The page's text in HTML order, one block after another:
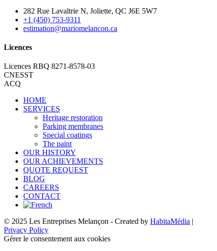
282 Rue Lavaltrie N, Joliette, QC J6E 5W7
+1 (450) 753-9311
estimation@mariomelancon.ca
Licences
Licences RBQ 8271-8578-03
CNESST
ACQ
HOME
SERVICES
Heritage restoration
Parking membranes
Special coatings
The paint
OUR HISTORY
OUR ACHIEVEMENTS
QUOTE REQUEST
BLOG
CAREERS
CONTACT
© 2025 Les Entreprises Melançon - Created by HabitaMédia |
Privacy Policy
Gérer le consentement aux cookies